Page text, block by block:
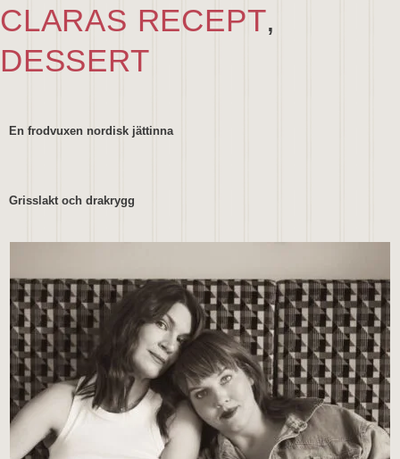
CLARAS RECEPT,
DESSERT
En frodvuxen nordisk jättinna
Grisslakt och drakrygg